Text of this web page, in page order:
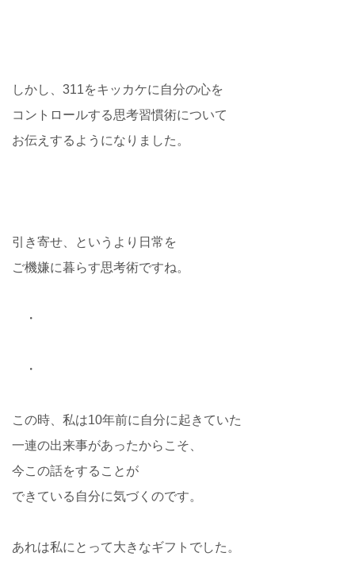
しかし、311をキッカケに自分の心を
コントロールする思考習慣術について
お伝えするようになりました。
引き寄せ、というより日常を
ご機嫌に暮らす思考術ですね。
・
・
この時、私は10年前に自分に起きていた
一連の出来事があったからこそ、
今この話をすることが
できている自分に気づくのです。
あれは私にとって大きなギフトでした。